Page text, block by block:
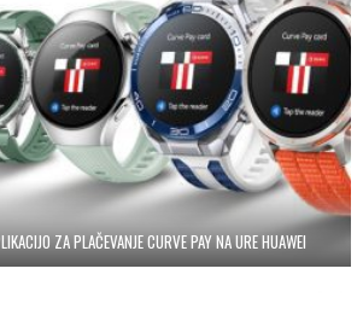
ZA PLAČEVANJE CURVE PAY NA URE HUAWEI